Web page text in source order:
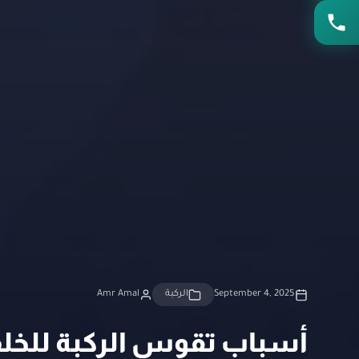
September 4, 2025 الركبة Amr Amal
أسباب تقوس الركبة